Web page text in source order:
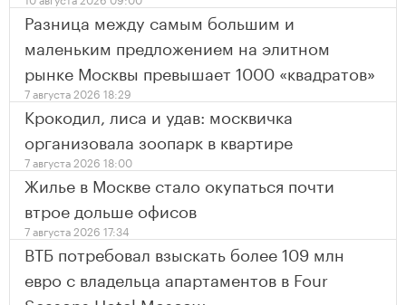
Разница между самым большим и
маленьким предложением на элитном
рынке Москвы превышает 1000 «квадратов»
7 августа 2026 18:29
Крокодил, лиса и удав: москвичка
организовала зоопарк в квартире
7 августа 2026 18:00
Жилье в Москве стало окупаться почти
втрое дольше офисов
7 августа 2026 17:34
ВТБ потребовал взыскать более 109 млн
евро с владельца апартаментов в Four